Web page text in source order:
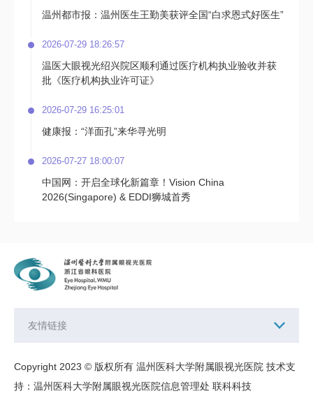
温州都市报：温州医生王勤美获评全国“白求恩式好医生”
2026-07-29 18:26:57
温医大眼视光绍兴院区顺利通过医疗机构执业验收并获
批《医疗机构执业许可证》
2026-07-29 16:25:01
健康报：“洋面孔”来华寻光明
2026-07-27 18:00:07
中国网：开启全球化新篇章！Vision China
2026(Singapore) & EDDI狮城首秀
友情链接
Copyright 2023 © 版权所有 温州医科大学附属眼视光医院 技术支
持：温州医科大学附属眼视光医院信息管理处 联科科技